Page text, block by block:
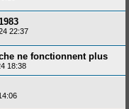
22:37
ne fonctionnent plus
18:38